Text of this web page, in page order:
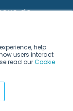
help
users interact
read ourCookie
de